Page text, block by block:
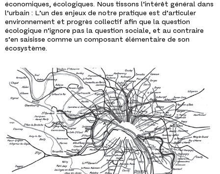
économiques, écologiques. Nous tissons l’intérêt général dans
l’urbain : L’un des enjeux de notre pratique est d’articuler
environnement et progrès collectif afin que la question
écologique n’ignore pas la question sociale, et au contraire
s’en saisisse comme un composant élémentaire de son
écosystème.